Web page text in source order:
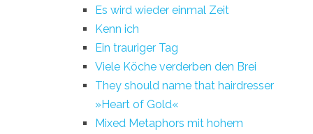
Es wird wieder einmal Zeit
Kenn ich
Ein trauriger Tag
Viele Köche verderben den Brei
They should name that hairdresser
»Heart of Gold«
Mixed Metaphors mit hohem